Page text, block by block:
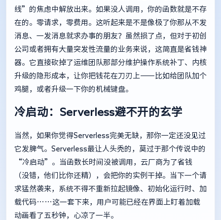
线”的焦虑中解放出来。如果没人调用，你的函数就是不存
在的。零请求，零费用。这听起来是不是像极了你那从不发
消息、一发消息就求办事的朋友？虽然损了点，但对于初创
公司或者拥有大量突发性流量的业务来说，这简直是省钱神
器。它直接砍掉了运维团队那部分维护操作系统补丁、内核
升级的隐形成本，让你把钱花在刀刃上——比如给团队加个
鸡腿，或者升级一下你的机械键盘。
冷启动：Serverless避不开的玄学
当然，如果你觉得Serverless完美无缺，那你一定还没见过
它发脾气。Serverless最让人头秃的，莫过于那个传说中的
“冷启动”。当函数长时间没被调用，云厂商为了省钱
（没错，他们比你还精），会把你的实例干掉。当下一个请
求猛然袭来，系统不得不重新拉起镜像、初始化运行时、加
载代码……这一套下来，用户可能已经在界面上盯着加载
动画看了五秒钟，心凉了一半。